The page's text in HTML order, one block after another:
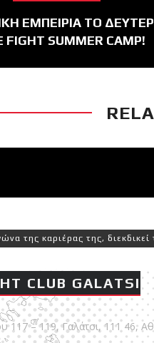
ΕΜΠΕΙΡΙΑ ΤΟ
FIGHT SUMMER CAMP!
της, διεκδικεί τον 6ο
CLUB GALATSI
117 – 119, Γαλάτσι, 111 46,